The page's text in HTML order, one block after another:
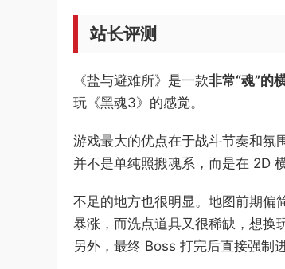
站长评测
《盐与避难所》是一款非常“魂”的
玩《黑魂3》的感觉。
游戏最大的优点在于战斗节奏和氛
并不是单纯照搬魂系，而是在 2D
不足的地方也很明显。地图前期偏
暴涨，而洗点道具又很稀缺，想换
另外，最终 Boss 打完后直接强制